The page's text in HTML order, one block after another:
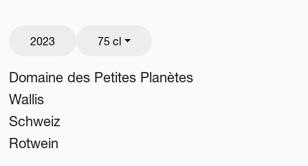
2023 75 cl
Domaine des Petites Planètes
Wallis
Schweiz
Rotwein